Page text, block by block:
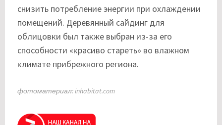
снизить потребление энергии при охлаждении
помещений. Деревянный сайдинг для
облицовки был также выбран из-за его
способности «красиво стареть» во влажном
климате прибрежного региона.
фотоматериал: inhabitat.com